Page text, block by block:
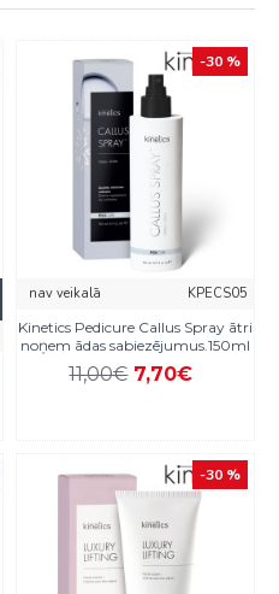
-30 %
nav veikalā
KPECS05
Kinetics Pedicure Callus Spray ātri
noņem ādas sabiezējumus.150ml
11,00€ 7,70€
-30 %